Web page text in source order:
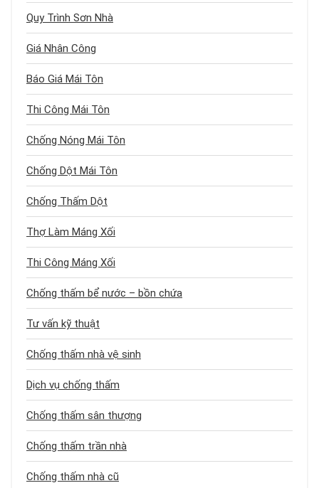
Quy Trình Sơn Nhà
Giá Nhân Công
Báo Giá Mái Tôn
Thi Công Mái Tôn
Chống Nóng Mái Tôn
Chống Dột Mái Tôn
Chống Thấm Dột
Thợ Làm Máng Xối
Thi Công Máng Xối
Chống thấm bể nước – bồn chứa
Tư vấn kỹ thuật
Chống thấm nhà vệ sinh
Dịch vụ chống thấm
Chống thấm sân thượng
Chống thấm trần nhà
Chống thấm nhà cũ